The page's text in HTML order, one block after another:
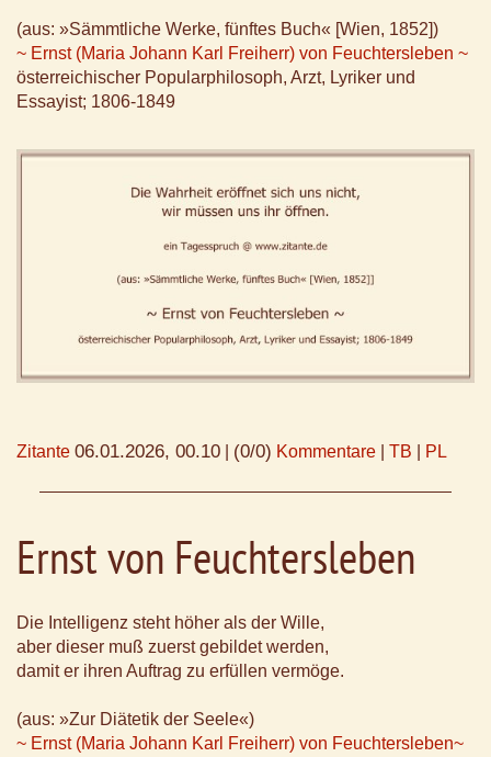
(aus: »Sämmtliche Werke, fünftes Buch« [Wien, 1852])
~ Ernst (Maria Johann Karl Freiherr) von Feuchtersleben ~
österreichischer Popularphilosoph, Arzt, Lyriker und
Essayist; 1806-1849
Zitante 06.01.2026, 00.10 (0/0) Kommentare TB PL
Ernst von Feuchtersleben
Die Intelligenz steht höher als der Wille,
aber dieser muß zuerst gebildet werden,
damit er ihren Auftrag zu erfüllen vermöge.
(aus: »Zur Diätetik der Seele«)
~ Ernst (Maria Johann Karl Freiherr) von Feuchtersleben~